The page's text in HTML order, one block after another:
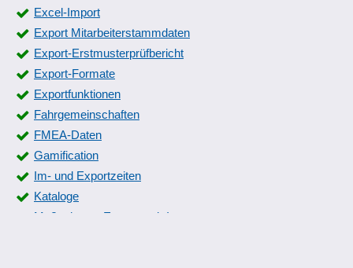
Excel-Import
Export Mitarbeiterstammdaten
Export-Erstmusterprüfbericht
Export-Formate
Exportfunktionen
Fahrgemeinschaften
FMEA-Daten
Gamification
Im- und Exportzeiten
Kataloge
Maßnahmen-Export und -Import